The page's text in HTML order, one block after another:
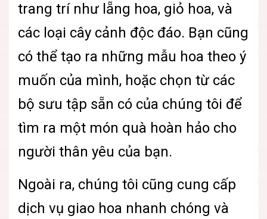
trang trí như lẵng hoa, giỏ hoa, và
các loại cây cảnh độc đáo. Bạn cũng
có thể tạo ra những mẫu hoa theo ý
muốn của mình, hoặc chọn từ các
bộ sưu tập sẵn có của chúng tôi để
tìm ra một món quà hoàn hảo cho
người thân yêu của bạn.
Ngoài ra, chúng tôi cũng cung cấp
dịch vụ giao hoa nhanh chóng và